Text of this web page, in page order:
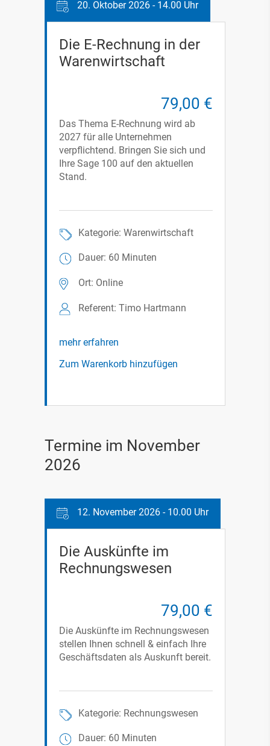
20. Oktober 2026 - 14.00 Uhr
Die E-Rechnung in der
Warenwirtschaft
79,00 €
Das Thema E-Rechnung wird ab
2027 für alle Unternehmen
verpflichtend. Bringen Sie sich und
Ihre Sage 100 auf den aktuellen
Stand.
Kategorie: Warenwirtschaft
Dauer: 60 Minuten
Ort: Online
Referent: Timo Hartmann
mehr erfahren
Zum Warenkorb hinzufügen
Termine im November
2026
12. November 2026 - 10.00 Uhr
Die Auskünfte im
Rechnungswesen
79,00 €
Die Auskünfte im Rechnungswesen
stellen Ihnen schnell & einfach Ihre
Geschäftsdaten als Auskunft bereit.
Kategorie: Rechnungswesen
Dauer: 60 Minuten